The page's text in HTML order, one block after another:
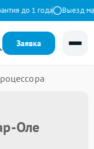
до 1 года Выезд
Заявка
Оле